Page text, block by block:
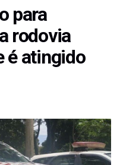
para
rodovia
é atingido